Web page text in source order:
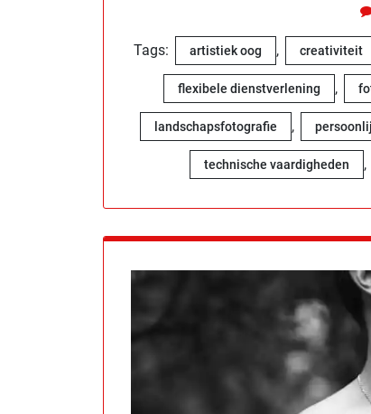
Tags: artistiek oog , creativiteit
flexibele dienstverlening ,
landschapsfotografie ,
technische vaardigheden ,